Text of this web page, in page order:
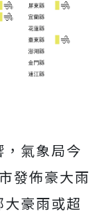
氣象局今
發佈豪大雨
豪雨或超